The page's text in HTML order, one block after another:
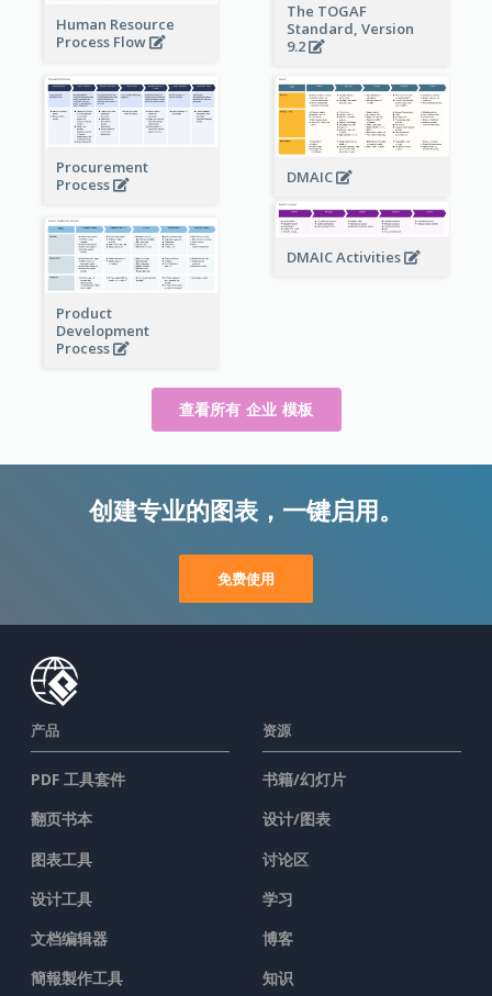
The TOGAF
Standard, Version
9.2
Human Resource
Process Flow
Procurement
Process
DMAIC
DMAIC Activities
Product
Development
Process
查看所有 企业 模板
创建专业的图表，一键启用。
免费使用
产品
PDF 工具套件
翻页书本
图表工具
设计工具
文档编辑器
簡報製作工具
资源
书籍/幻灯片
设计/图表
讨论区
学习
博客
知识